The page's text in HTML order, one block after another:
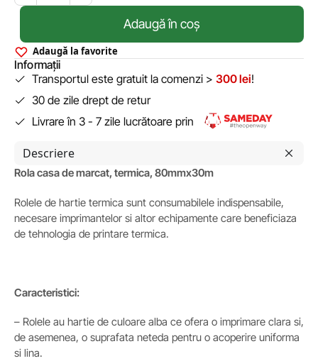
Adaugă în coș
Adaugă la favorite
Informații
Transportul este gratuit la comenzi > 300 lei!
30 de zile drept de retur
Livrare în 3 - 7 zile lucrătoare prin
Descriere
Rola casa de marcat, termica, 80mmx30m
Rolele de hartie termica sunt consumabilele indispensabile,
necesare imprimantelor si altor echipamente care beneficiaza
de tehnologia de printare termica.
Caracteristici:
– Rolele au hartie de culoare alba ce ofera o imprimare clara si,
de asemenea, o suprafata neteda pentru o acoperire uniforma
si lina.